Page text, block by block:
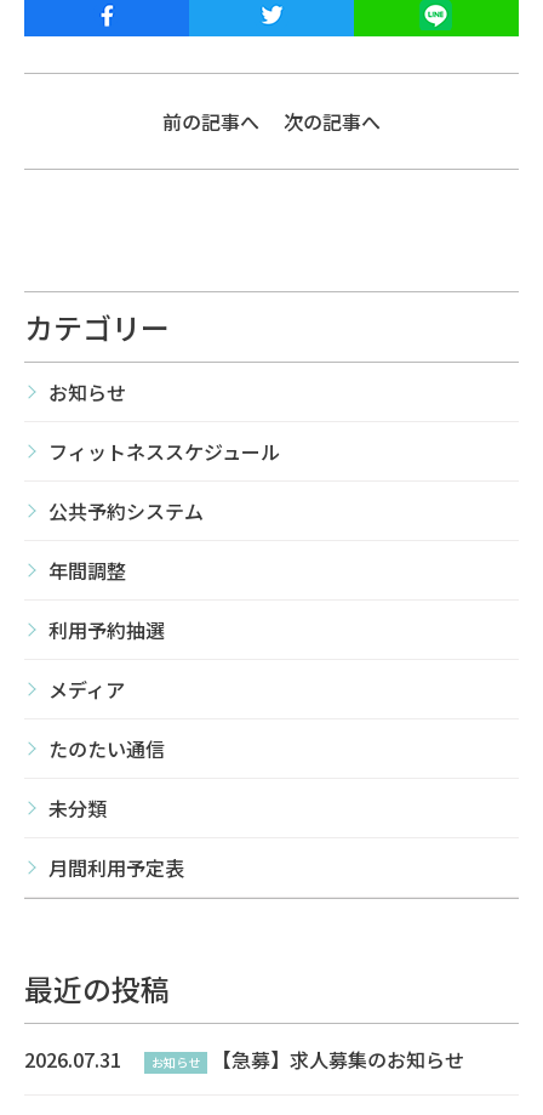
前の記事へ 次の記事へ
カテゴリー
お知らせ
フィットネススケジュール
公共予約システム
年間調整
利用予約抽選
メディア
たのたい通信
未分類
月間利用予定表
最近の投稿
2026.07.31 お知らせ 【急募】求人募集のお知らせ